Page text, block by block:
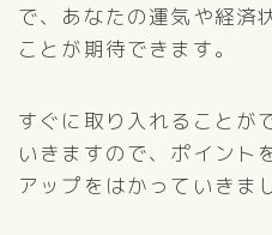
で、あなたの運気や経済
ことが期待できます。
すぐに取り入れることが
いきますので、ポイント
アップをはかっていきま